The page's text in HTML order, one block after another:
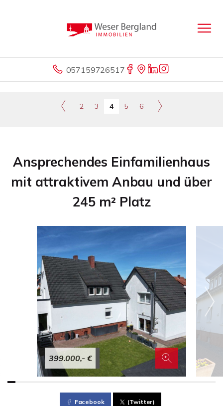
057159726517
2 3 4 5 6
Ansprechendes Einfamilienhaus
mit attraktivem Anbau und über
245 m² Platz
399.000,- €
Facebook (Twitter)